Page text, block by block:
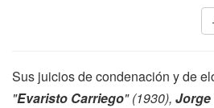
Sus juicios de condenación y de
"Evaristo Carriego" (1930),